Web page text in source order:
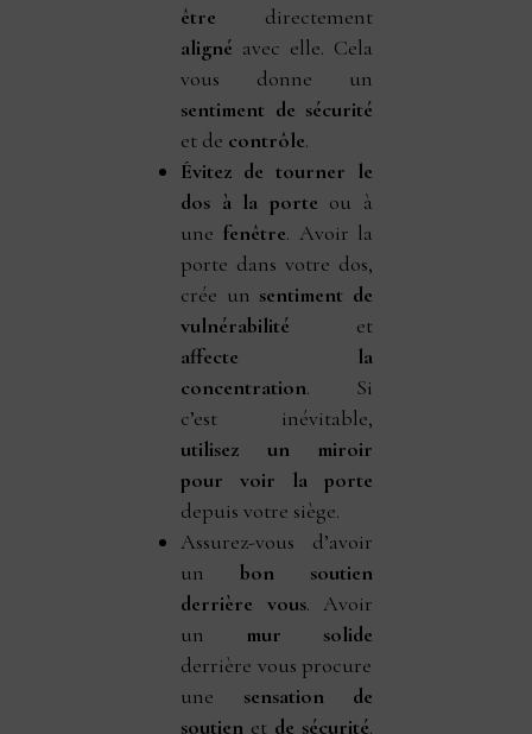
être directement
aligné avec elle. Cela
vous donne un
sentiment de sécurité
et de contrôle.
Évitez de tourner le
dos à la porte ou à
une fenêtre. Avoir la
porte dans votre dos,
crée un sentiment de
vulnérabilité et
affecte la
concentration. Si
c’est inévitable,
utilisez un miroir
pour voir la porte
depuis votre siège.
Assurez-vous d’avoir
un bon soutien
derrière vous. Avoir
un mur solide
derrière vous procure
une sensation de
soutien et de sécurité.